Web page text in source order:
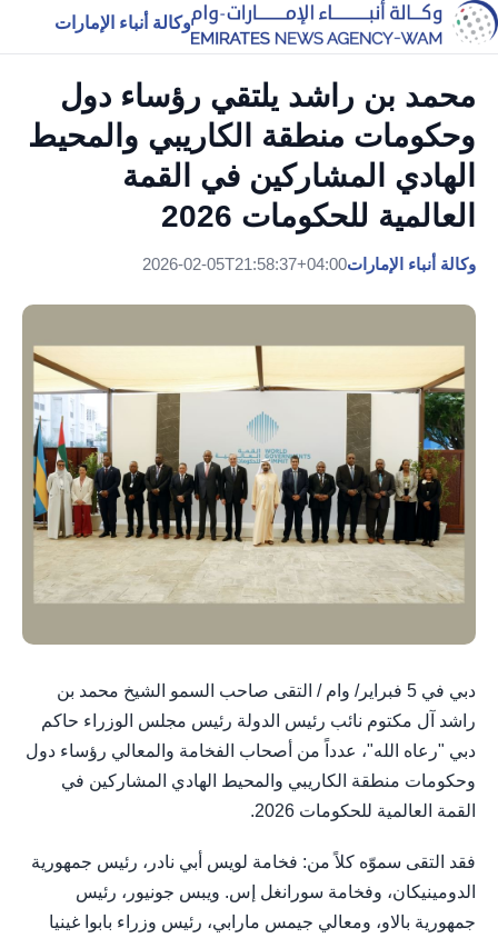
وكالة أنباء الإمارات
محمد بن راشد يلتقي رؤساء دول
وحكومات منطقة الكاريبي والمحيط
الهادي المشاركين في القمة
العالمية للحكومات 2026
وكالة أنباء الإمارات2026-02-05T21:58:37+04:00
دبي في 5 فبراير/ وام / التقى صاحب السمو الشيخ محمد بن
راشد آل مكتوم نائب رئيس الدولة رئيس مجلس الوزراء حاكم
دبي "رعاه الله"، عدداً من أصحاب الفخامة والمعالي رؤساء دول
وحكومات منطقة الكاريبي والمحيط الهادي المشاركين في
القمة العالمية للحكومات 2026.
فقد التقى سموّه كلاً من: فخامة لويس أبي نادر، رئيس جمهورية
الدومينيكان، وفخامة سورانغل إس. ويبس جونيور، رئيس
جمهورية بالاو، ومعالي جيمس مارابي، رئيس وزراء بابوا غينيا